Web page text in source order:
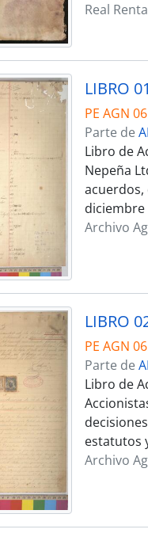
Real
LIBRO 01
PE AGN
Parte de
Libro de
Nepeña
acuerdos,
diciembre
Archivo
LIBRO
PE AGN
Parte de
Libro de
estatutos
Archivo